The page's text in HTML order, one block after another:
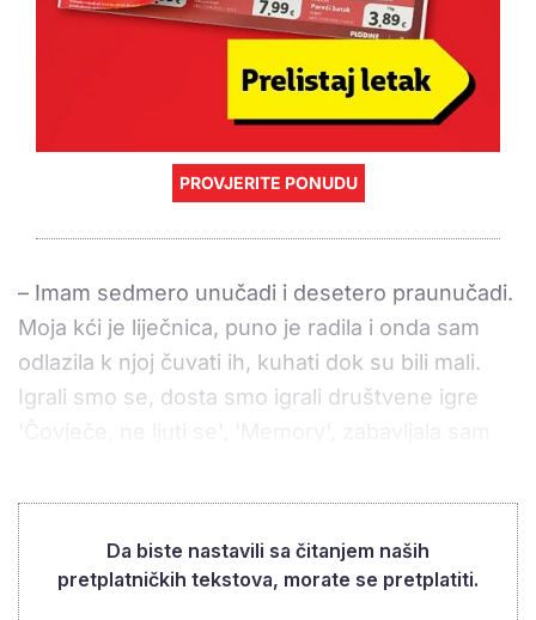
PROVJERITE PONUDU
– Imam sedmero unučadi i desetero praunučadi.
Moja kći je liječnica, puno je radila i onda sam
odlazila k njoj čuvati ih, kuhati dok su bili mali.
Igrali smo se, dosta smo igrali društvene igre
Praunucima se ne mogu toliko posvetiti kao što
sam mogla unucima, nemam više snage. Voljela
bih im pomoći, ali vrlo malo, kaže nam
umirovljenica Margareta.
Da biste nastavili sa čitanjem naših
pretplatničkih tekstova, morate se pretplatiti.